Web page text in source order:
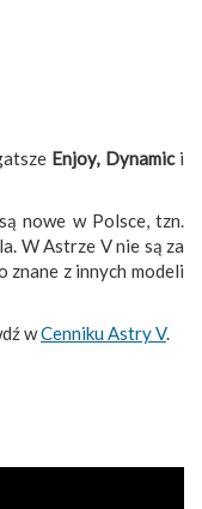
Enjoy, Dynamici
nowe w Polsce, tzn.
W Astrze V nie są za
znane z innych modeli
wCenniku Astry V.